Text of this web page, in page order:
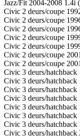
Jazz/Fit 2004-2008 1.4i
Civic 2 deurs/coupe
Civic 2 deurs/coupe
Civic 2 deurs/coupe
Civic 2 deurs/coupe
Civic 2 deurs/coupe
Civic 2 deurs/coupe
Civic 2 deurs/coupe
Civic 3 deurs/
Civic 3 deurs/
Civic 3 deurs/
Civic 3 deurs/
Civic 3 deurs/
Civic 3 deurs/
Civic 3 deurs/
Civic 3 deurs/